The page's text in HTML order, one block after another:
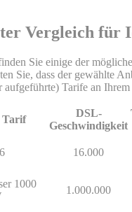
Vergleich für
Sie einige der
Sie, dass der gewählte
aufgeführte) Tarife an
Tarif
DSL-
Geschwindigkeit
16.000
1000
1.000.000